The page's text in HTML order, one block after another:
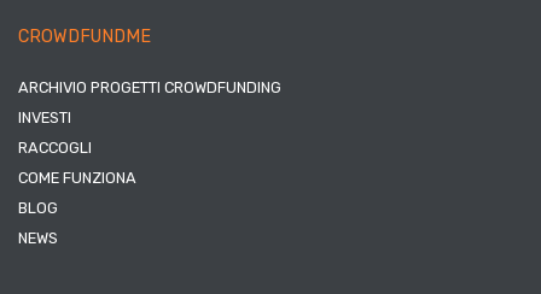
CROWDFUNDME
ARCHIVIO PROGETTI CROWDFUNDING
INVESTI
RACCOGLI
COME FUNZIONA
BLOG
NEWS